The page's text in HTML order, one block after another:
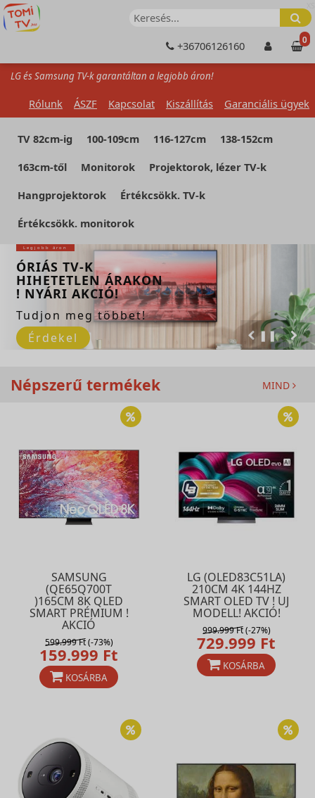
+36706126160 0
LG és Samsung TV-k garantáltan a legjobb áron!
Rólunk ÁSZF Kapcsolat Kiszállítás Garanciális ügyek
TV 82cm-ig 100-109cm 116-127cm
138-152cm
163cm-től
Monitorok
Projektorok, lézer TV-k
Hangprojektorok
Értékcsökk. TV-k
Értékcsökk. monitorok
❚❚
Legjobb áron
ÓRIÁS TV-K
HIHETETLEN ÁRAKON
! NYÁRI AKCIÓ!
Tudjon meg többet!
Érdekel
Népszerű termékek MIND
SAMSUNG
(QE65Q700T
)165CM 8K QLED
SMART PRÉMIUM !
AKCIÓ
599.999 Ft(-73%)
159.999 Ft
KOSÁRBA
LG (OLED83C51LA)
210CM 4K 144HZ
SMART OLED TV ! UJ
MODELL! AKCIÓ!
999.999 Ft(-27%)
729.999 Ft
KOSÁRBA